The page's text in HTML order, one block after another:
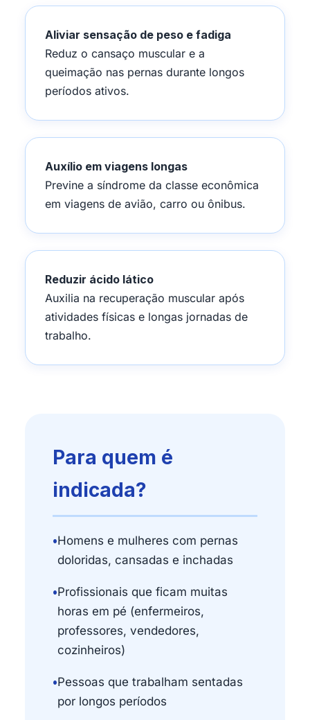
Aliviar sensação de peso e fadiga
Reduz o cansaço muscular e a
queimação nas pernas durante longos
períodos ativos.
Auxílio em viagens longas
Previne a síndrome da classe econômica
em viagens de avião, carro ou ônibus.
Reduzir ácido lático
Auxilia na recuperação muscular após
atividades físicas e longas jornadas de
trabalho.
Para quem é
indicada?
•Homens e mulheres com pernas
doloridas, cansadas e inchadas
•Profissionais que ficam muitas
horas em pé (enfermeiros,
professores, vendedores,
cozinheiros)
•Pessoas que trabalham sentadas
por longos períodos